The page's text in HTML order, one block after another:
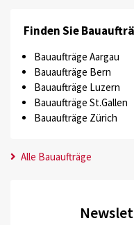
Finden Sie
Bauaufträge Aargau
Bauaufträge Bern
Bauaufträge Luzern
Bauaufträge St.Gallen
Bauaufträge Zürich
Alle Bauaufträge